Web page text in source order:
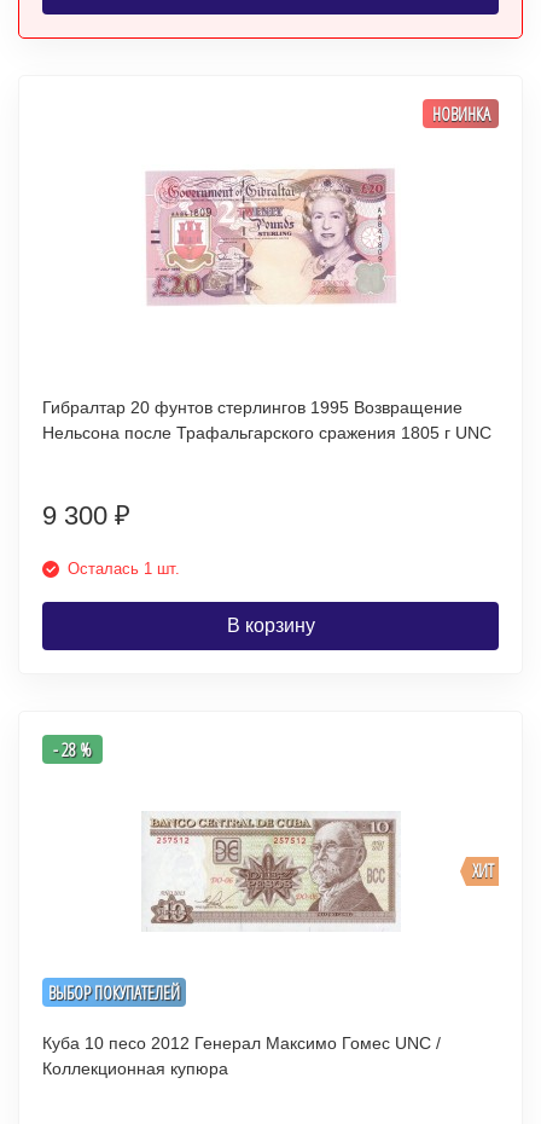
НОВИНКА
Гибралтар 20 фунтов стерлингов 1995 Возвращение
Нельсона после Трафальгарского сражения 1805 г UNC
9 300 ₽
Осталась 1 шт.
В корзину
ВЫБОР ПОКУПАТЕЛЕЙ
ХИТ
- 28 %
Куба 10 песо 2012 Генерал Максимо Гомес UNC /
Коллекционная купюра